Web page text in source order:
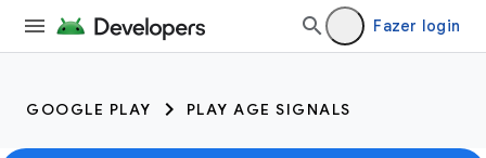
Fazer login
GOOGLE PLAY PLAY AGE SIGNALS